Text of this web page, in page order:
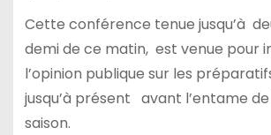
Cette conférence tenue jusqu’à
demi de ce matin, est venue pour
l’opinion publique sur les
jusqu’à présent avant l’entame
saison.